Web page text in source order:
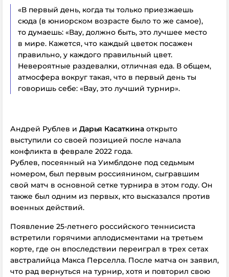
«В первый день, когда ты только приезжаешь
сюда (в юниорском возрасте было то же самое),
то думаешь: «Вау, должно быть, это лучшее место
в мире. Кажется, что каждый цветок посажен
правильно, у каждого правильный цвет.
Невероятные раздевалки, отличная еда. В общем,
атмосфера вокруг такая, что в первый день ты
говоришь себе: «Вау, это лучший турнир».
Андрей Рублев и Дарья Касаткина открыто
выступили со своей позицией после начала
конфликта в феврале 2022 года.
Рублев, посеянный на Уимблдоне под седьмым
номером, был первым россиянином, сыгравшим
свой матч в основной сетке турнира в этом году. Он
также был одним из первых, кто высказался против
военных действий.
Появление 25-летнего российского теннисиста
встретили горячими аплодисментами на третьем
корте, где он впоследствии переиграл в трех сетах
австралийца Макса Перселла. После матча он заявил,
что рад вернуться на турнир, хотя и повторил свою